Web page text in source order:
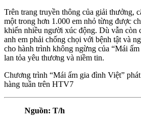
Trên trang truyền thông của giải thưởng,
một trong hơn 1.000 em nhỏ từng được
khiến nhiều người xúc động. Dù vẫn còn
anh em phải chống chọi với bệnh tật và
cho hành trình không ngừng của “Mái
lan tỏa yêu thương và niềm tin.
Chương trình “Mái ấm gia đình Việt”
hàng tuần trên HTV7
Nguồn: T/h